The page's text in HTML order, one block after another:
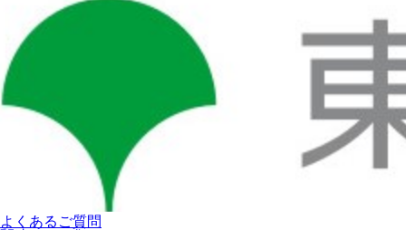
よくあるご質問